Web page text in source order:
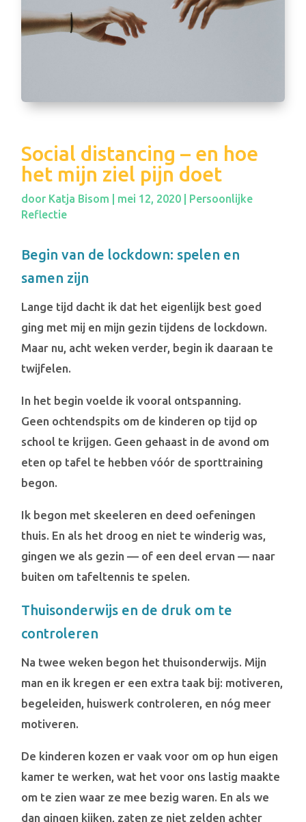
Social distancing – en hoe
het mijn ziel pijn doet
door Katja Bisom mei 12, 2020
Persoonlijke
Reflectie
Begin van de lockdown: spelen en
samen zijn
Lange tijd dacht ik dat het eigenlijk best goed
ging met mij en mijn gezin tijdens de lockdown.
Maar nu, acht weken verder, begin ik daaraan te
twijfelen.
In het begin voelde ik vooral ontspanning.
Geen ochtendspits om de kinderen op tijd op
school te krijgen. Geen gehaast in de avond om
eten op tafel te hebben vóór de sporttraining
begon.
Ik begon met skeeleren en deed oefeningen
thuis. En als het droog en niet te winderig was,
gingen we als gezin — of een deel ervan — naar
buiten om tafeltennis te spelen.
Thuisonderwijs en de druk om te
controleren
Na twee weken begon het thuisonderwijs. Mijn
man en ik kregen er een extra taak bij: motiveren,
begeleiden, huiswerk controleren, en nóg meer
motiveren.
De kinderen kozen er vaak voor om op hun eigen
kamer te werken, wat het voor ons lastig maakte
om te zien waar ze mee bezig waren. En als we
dan gingen kijken, zaten ze niet zelden achter